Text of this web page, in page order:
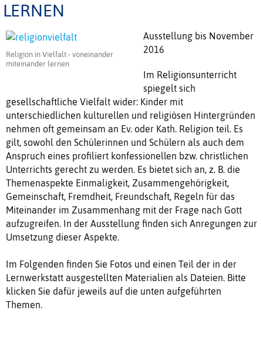
LERNEN
Religion in Vielfalt - voneinander
miteinander lernen
Ausstellung bis November
2016
Im Religionsunterricht
spiegelt sich
gesellschaftliche Vielfalt wider: Kinder mit
unterschiedlichen kulturellen und religiösen Hintergründen
nehmen oft gemeinsam an Ev. oder Kath. Religion teil. Es
gilt, sowohl den Schülerinnen und Schülern als auch dem
Anspruch eines profiliert konfessionellen bzw. christlichen
Unterrichts gerecht zu werden. Es bietet sich an, z. B. die
Themenaspekte Einmaligkeit, Zusammengehörigkeit,
Gemeinschaft, Fremdheit, Freundschaft, Regeln für das
Miteinander im Zusammenhang mit der Frage nach Gott
aufzugreifen. In der Ausstellung finden sich Anregungen zur
Umsetzung dieser Aspekte.
Im Folgenden finden Sie Fotos und einen Teil der in der
Lernwerkstatt ausgestellten Materialien als Dateien. Bitte
klicken Sie dafür jeweils auf die unten aufgeführten
Themen.